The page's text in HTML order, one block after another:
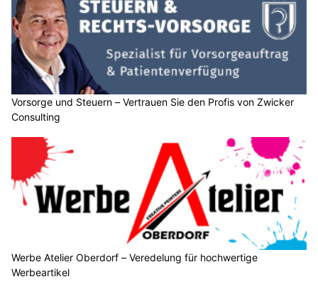
Vorsorge und Steuern – Vertrauen Sie den Profis von Zwicker
Consulting
Werbe Atelier Oberdorf – Veredelung für hochwertige
Werbeartikel